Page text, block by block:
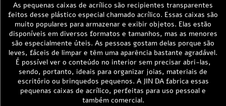
As pequenas caixas de acrílico são recipientes transparentes
feitos desse plástico especial chamado acrílico. Essas caixas são
muito populares para armazenar e exibir objetos. Elas estão
disponíveis em diversos formatos e tamanhos, mas as menores
são especialmente úteis. As pessoas gostam delas porque são
leves, fáceis de limpar e têm uma aparência bastante agradável.
É possível ver o conteúdo no interior sem precisar abri-las,
sendo, portanto, ideais para organizar joias, materiais de
escritório ou brinquedos pequenos. A JIN DA fabrica essas
pequenas caixas de acrílico, perfeitas para uso pessoal e
também comercial.